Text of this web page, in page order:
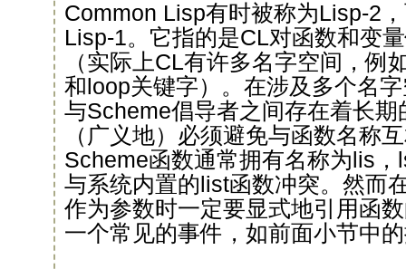
Common Lisp有时被称为Lisp-2
Lisp-1。它指的是CL对函数和变
（实际上CL有许多名字空间，例
和loop关键字）。在涉及多个名
与Scheme倡导者之间存在着长
（广义地）必须避免与函数名称
Scheme函数通常拥有名称为lis
与系统内置的list函数冲突。然而
作为参数时一定要显式地引用函
一个常见的事件，如前面小节中